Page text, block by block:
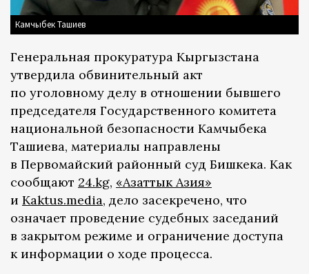
Камчыбек Ташиев
Генеральная прокуратура Кыргызстана
утвердила обвинительный акт
по уголовному делу в отношении бывшего
председателя Государственного комитета
национальной безопасности Камчыбека
Ташиева, материалы направлены
в Первомайский районный суд Бишкека. Как
сообщают 24.kg, «Азаттык Азия»
и Kaktus.media, дело засекречено, что
означает проведение судебных заседаний
в закрытом режиме и ограничение доступа
к информации о ходе процесса.